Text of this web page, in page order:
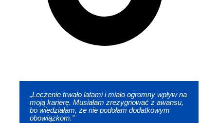
„Leczenie trwało latami i miało ogromny wpływ na
moją karierę. Musiałam zrezygnować z awansu,
bo wiedziałam, że nie podołam dodatkowym
obowiązkom.”